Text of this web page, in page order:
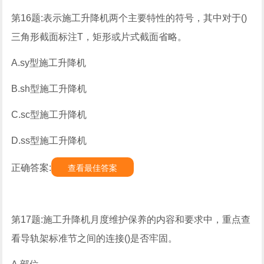
第16题:表示施工升降机两个主要特性的符号，其中对于()
三角形截面标注T，矩形或片式截面省略。
A.sy型施工升降机
B.sh型施工升降机
C.sc型施工升降机
D.ss型施工升降机
正确答案: 查看最佳答案
第17题:施工升降机月度维护保养的内容和要求中，重点查
看导轨架标准节之间的连接()是否牢固。